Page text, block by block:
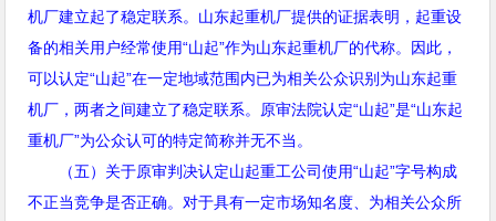
机厂建立起了稳定联系。山东起重机厂提供的证据表明，起重设
备的相关用户经常使用“山起”作为山东起重机厂的代称。因此，
可以认定“山起”在一定地域范围内已为相关公众识别为山东起重
机厂，两者之间建立了稳定联系。原审法院认定“山起”是“山东起
重机厂”为公众认可的特定简称并无不当。
（五）关于原审判决认定山起重工公司使用“山起”字号构成
不正当竞争是否正确。对于具有一定市场知名度、为相关公众所